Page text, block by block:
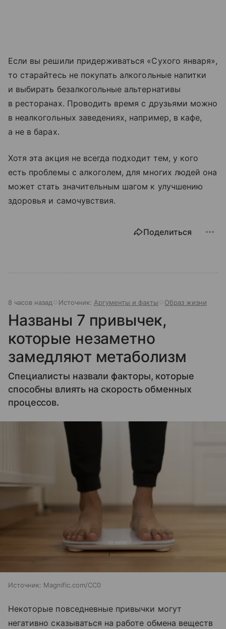
Если вы решили придерживаться «Сухого января»,
то старайтесь не покупать алкогольные напитки
и выбирать безалкогольные альтернативы
в ресторанах. Проводить время с друзьями можно
в неалкогольных заведениях, например, в кафе,
а не в барах.
Хотя эта акция не всегда подходит тем, у кого
есть проблемы с алкоголем, для многих людей она
может стать значительным шагом к улучшению
здоровья и самочувствия.
Поделиться
8 часов назад Источник: Аргументы и факты Образ жизни
Названы 7 привычек,
которые незаметно
замедляют метаболизм
Специалисты назвали факторы, которые
способны влиять на скорость обменных
процессов.
Источник: Magnific.com/CC0
Некоторые повседневные привычки могут
негативно сказываться на работе обмена веществ